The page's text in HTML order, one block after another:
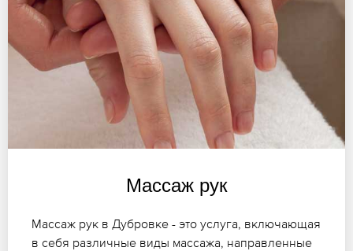
Массаж рук
Массаж рук в Дубровке - это услуга, включающая
в себя различные виды массажа, направленные